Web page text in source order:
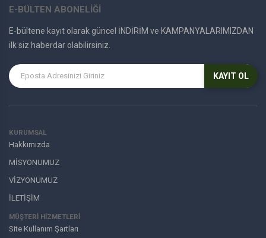
E-BÜLTEN ABONELİĞİ
E-bültene kayıt olarak güncel İNDİRİM ve KAMPANYALARIMIZDAN
ilk siz haberdar olabilirsiniz.
KAYIT OL
KURUMSAL
Hakkımızda
MİSYONUMUZ
VİZYONUMUZ
İLETİŞİM
MÜŞTERI HIZMETLERI
Site Kullanım Şartları